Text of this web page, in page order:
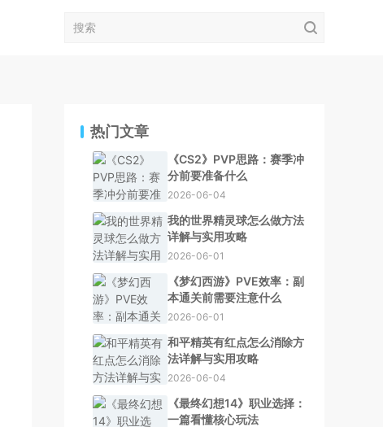
热门文章
《CS2》PVP思路：赛季冲
分前要准备什么
2026-06-04
我的世界精灵球怎么做方法
详解与实用攻略
2026-06-01
《梦幻西游》PVE效率：副
本通关前需要注意什么
2026-06-01
和平精英有红点怎么消除方
法详解与实用攻略
2026-06-04
《最终幻想14》职业选择：
一篇看懂核心玩法